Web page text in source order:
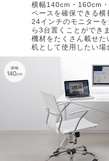
横幅140cm・160cm
ペースを確保できる
24インチのモニター
ら3台置くことができ
機材をたくさん載せ
机として使用したい場